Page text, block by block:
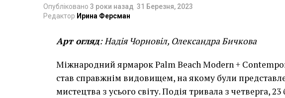
Опубліковано 3 роки назад 31 Березня, 2023
Редактор Ирина Ферсман
Арт огляд: Надія Чорновіл, Олександра Бичкова
Міжнародний ярмарок Palm Beach Modern +
став справжнім видовищем, на якому були
мистецтва з усього світу. Подія тривала з четверга,